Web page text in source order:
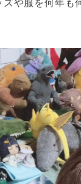
や服を何年も